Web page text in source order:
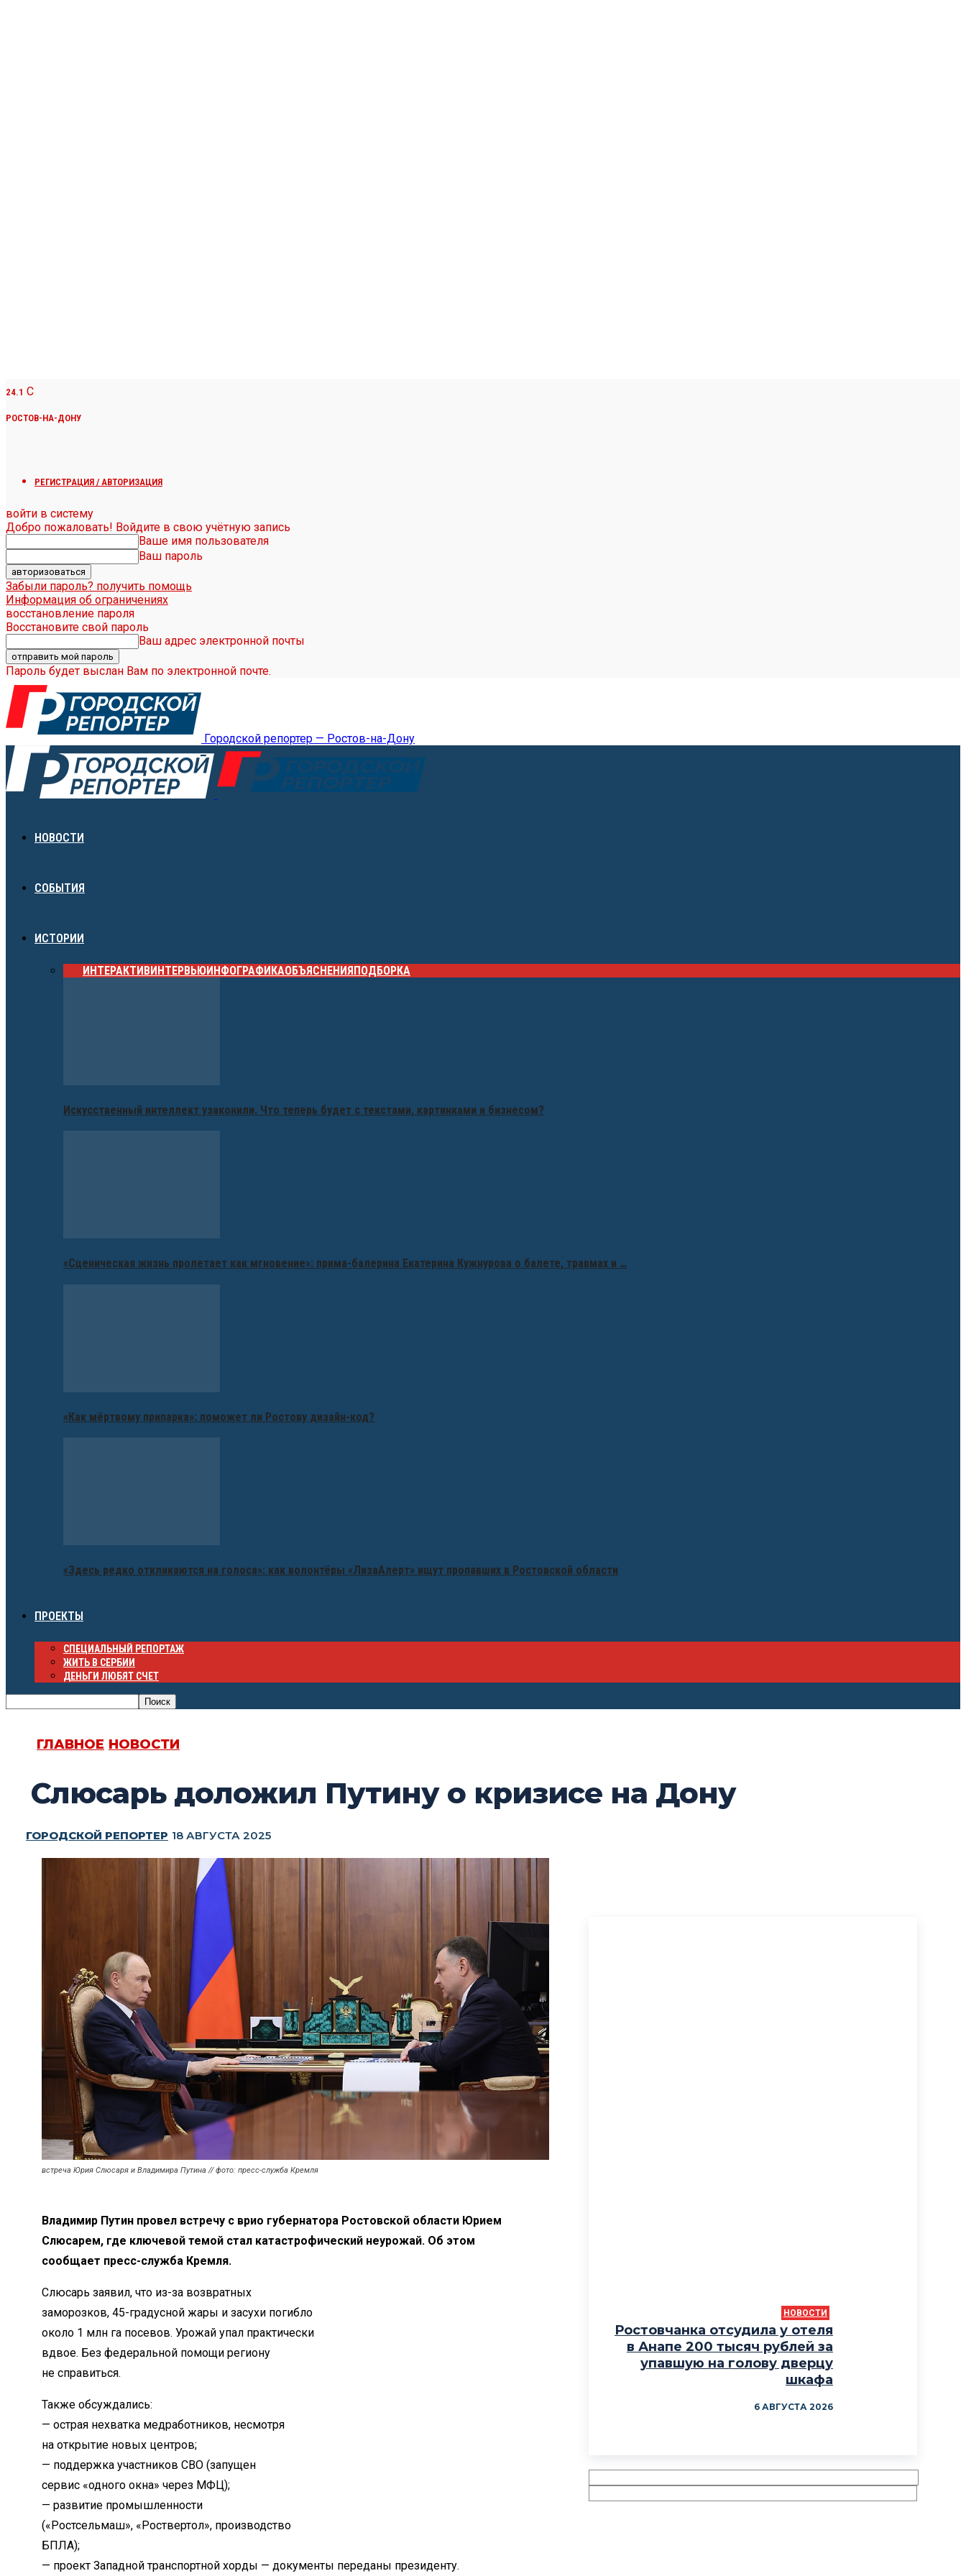
24.1 C
РОСТОВ-НА-ДОНУ
РЕГИСТРАЦИЯ / АВТОРИЗАЦИЯ
войти в систему
Добро пожаловать! Войдите в свою учётную запись
Ваше имя пользователя
Ваш пароль
Забыли пароль? получить помощь
Информация об ограничениях
восстановление пароля
Восстановите свой пароль
Ваш адрес электронной почты
Пароль будет выслан Вам по электронной почте.
Городской репортер — Ростов-на-Дону
НОВОСТИ
СОБЫТИЯ
ИСТОРИИ
ИНТЕРАКТИВИНТЕРВЬЮИНФОГРАФИКАОБЪЯСНЕНИЯПОДБОРКА
Искусственный интеллект узаконили. Что теперь будет с текстами, картинками и бизнесом?
«Сценическая жизнь пролетает как мгновение»: прима-балерина Екатерина Кужнурова о балете, травмах и …
«Как мёртвому припарка»: поможет ли Ростову дизайн-код?
«Здесь редко откликаются на голоса»: как волонтёры «ЛизаАлерт» ищут пропавших в Ростовской области
ПРОЕКТЫ
СПЕЦИАЛЬНЫЙ РЕПОРТАЖ
ЖИТЬ В СЕРБИИ
ДЕНЬГИ ЛЮБЯТ СЧЕТ
ГЛАВНОЕ НОВОСТИ
Слюсарь доложил Путину о кризисе на Дону
ГОРОДСКОЙ РЕПОРТЕР 18 АВГУСТА 2025
встреча Юрия Слюсаря и Владимира Путина // фото: пресс-служба Кремля
Владимир Путин провел встречу с врио губернатора Ростовской области Юрием
Слюсарем, где ключевой темой стал катастрофический неурожай. Об этом
сообщает пресс-служба Кремля.
Слюсарь заявил, что из-за возвратных
заморозков, 45-градусной жары и засухи погибло
около 1 млн га посевов. Урожай упал практически
вдвое. Без федеральной помощи региону
не справиться.
Также обсуждались:
— острая нехватка медработников, несмотря
на открытие новых центров;
— поддержка участников СВО (запущен
сервис «одного окна» через МФЦ);
— развитие промышленности
(«Ростсельмаш», «Роствертол», производство
БПЛА);
— проект Западной транспортной хорды — документы переданы президенту.
НОВОСТИ
Ростовчанка отсудила у отеля
в Анапе 200 тысяч рублей за
упавшую на голову дверцу
шкафа
6 АВГУСТА 2026